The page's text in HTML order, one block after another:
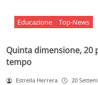
Educazione Top-News
Quinta dimensione, 20
tempo
Estrella Herrera 20